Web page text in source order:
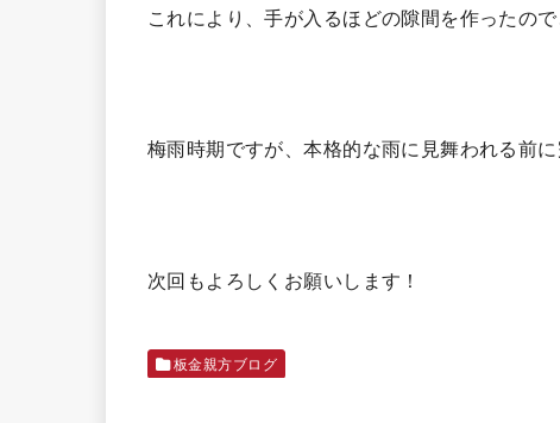
これにより、手が入るほどの隙間を作ったの
梅雨時期ですが、本格的な雨に見舞われる前に
次回もよろしくお願いします！
板金親方ブログ